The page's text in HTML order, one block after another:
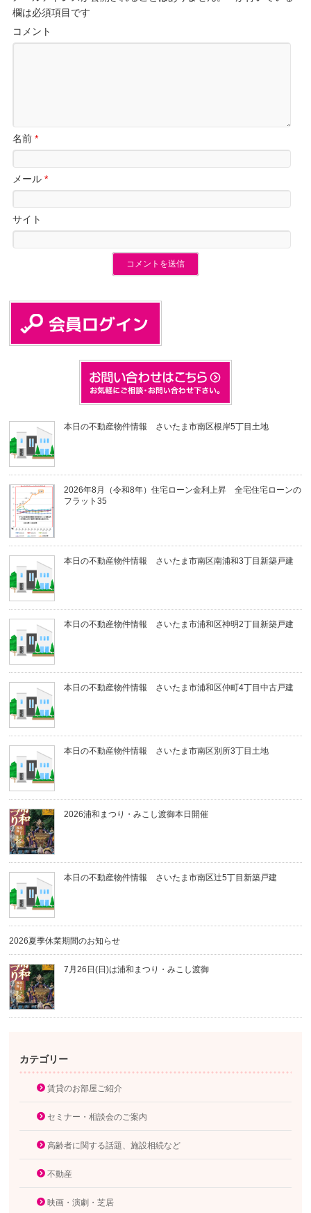
欄は必須項目です
コメント
名前*
メール*
サイト
本日の不動産物件情報 さいたま市南区根岸5丁目土地
2026年8月（令和8年）住宅ローン金利上昇 全宅住宅ローンの
フラット35
本日の不動産物件情報 さいたま市南区南浦和3丁目新築戸建
本日の不動産物件情報 さいたま市浦和区神明2丁目新築戸建
本日の不動産物件情報 さいたま市浦和区仲町4丁目中古戸建
本日の不動産物件情報 さいたま市南区別所3丁目土地
2026浦和まつり・みこし渡御本日開催
本日の不動産物件情報 さいたま市南区辻5丁目新築戸建
2026夏季休業期間のお知らせ
7月26日(日)は浦和まつり・みこし渡御
カテゴリー
賃貸のお部屋ご紹介
セミナー・相談会のご案内
高齢者に関する話題、施設相続など
不動産
映画・演劇・芝居